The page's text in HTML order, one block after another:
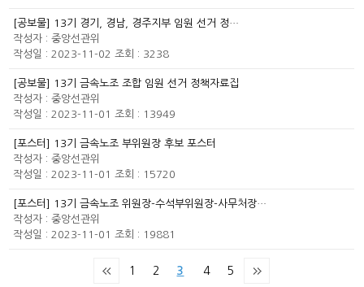
[공보물] 13기 경기, 경남, 경주지부 임원 선거 정…
작성자 :중앙선관위
작성일 : 2023-11-02 조회 : 3238
[공보물] 13기 금속노조 조합 임원 선거 정책자료집
작성자 :중앙선관위
작성일 : 2023-11-01 조회 : 13949
[포스터] 13기 금속노조 부위원장 후보 포스터
작성자 :중앙선관위
작성일 : 2023-11-01 조회 : 15720
[포스터] 13기 금속노조 위원장-수석부위원장-사무처장…
작성자 :중앙선관위
작성일 : 2023-11-01 조회 : 19881
1 2 3 4 5